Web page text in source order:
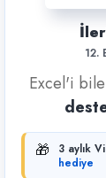
12.
Excel'i
🎁
3 aylık
hediye